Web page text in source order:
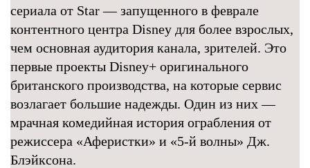
сериала от Star — запущенного в феврале
контентного центра Disney для более взрослых,
чем основная аудитория канала, зрителей. Это
первые проекты Disney+ оригинального
британского производства, на которые сервис
возлагает большие надежды. Один из них —
мрачная комедийная история ограбления от
режиссера «Аферистки» и «5-й волны» Дж.
Блэйксона.